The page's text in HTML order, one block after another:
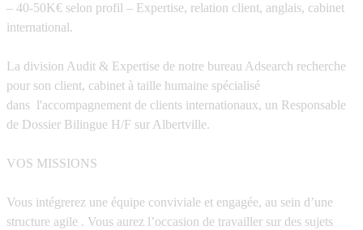
– 40-50K€ selon profil – Expertise, relation client, anglais, cabinet
international.
La division Audit & Expertise de notre bureau Adsearch recherche
pour son client, cabinet à taille humaine spécialisé
dans l'accompagnement de clients internationaux, un Responsable
de Dossier Bilingue H/F sur Albertville.
VOS MISSIONS
Vous intégrerez une équipe conviviale et engagée, au sein d’une
structure agile . Vous aurez l’occasion de travailler sur des sujets